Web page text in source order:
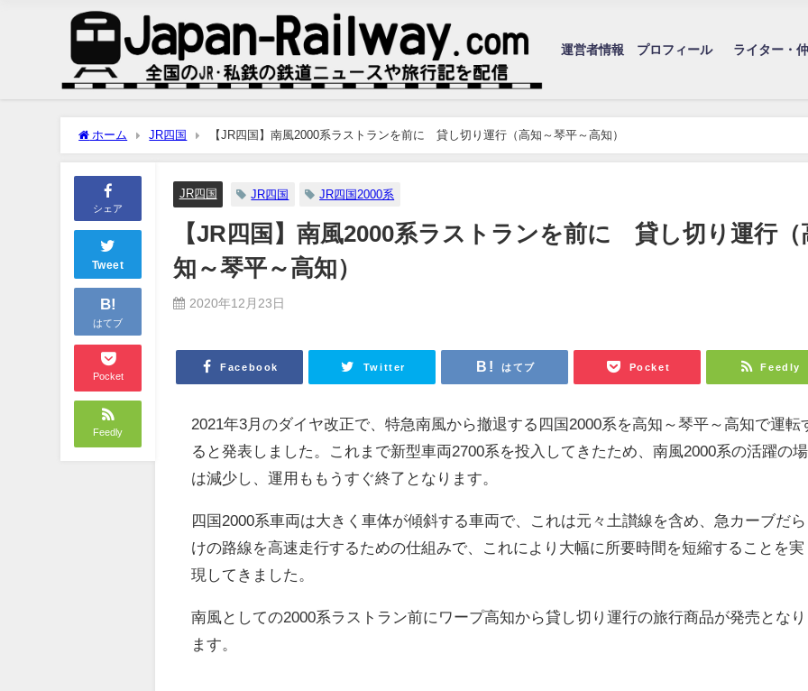
運営者情報 プロフィール ライター・
ホーム JR四国 【JR四国】南風2000系ラストランを前に 貸し切り運行（高知～琴平～高知）
シェア
Tweet
B!
はてブ
Pocket
Feedly
JR四国 JR四国 JR四国2000系
【JR四国】南風2000系ラストランを前に 貸し切り運行（
知～琴平～高知）
2020年12月23日
Facebook Twitter はてブ Pocket Feedly
2021年3月のダイヤ改正で、特急南風から撤退する四国2000系を高知～琴平～高知で運転
ると発表しました。これまで新型車両2700系を投入してきたため、南風2000系の活躍の場
は減少し、運用ももうすぐ終了となります。
四国2000系車両は大きく車体が傾斜する車両で、これは元々土讃線を含め、急カーブだら
けの路線を高速走行するための仕組みで、これにより大幅に所要時間を短縮することを実
現してきました。
南風としての2000系ラストラン前にワープ高知から貸し切り運行の旅行商品が発売となり
ます。